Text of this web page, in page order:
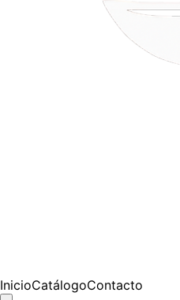
InicioCatálogoContacto